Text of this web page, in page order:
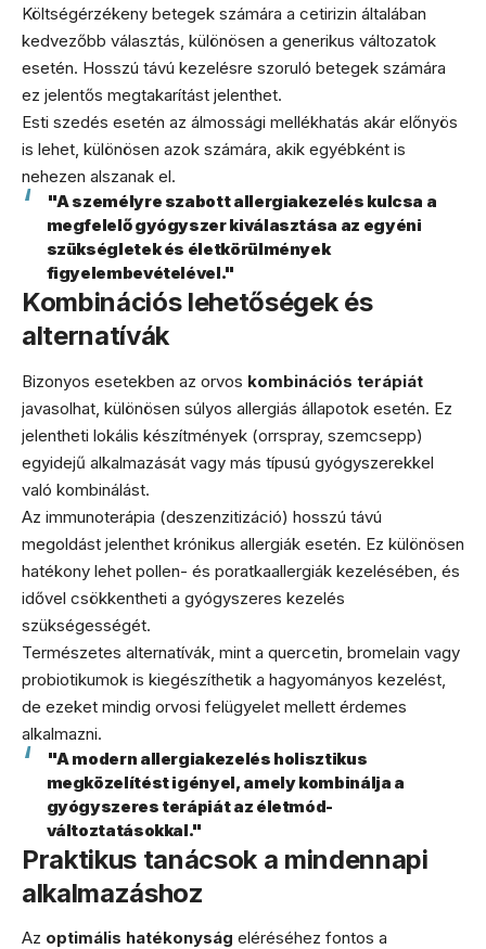
Költségérzékeny betegek számára a cetirizin általában
kedvezőbb választás, különösen a generikus változatok
esetén. Hosszú távú kezelésre szoruló betegek számára
ez jelentős megtakarítást jelenthet.
Esti szedés esetén az álmossági mellékhatás akár előnyös
is lehet, különösen azok számára, akik egyébként is
nehezen alszanak el.
"A személyre szabott allergiakezelés kulcsa a
megfelelő gyógyszer kiválasztása az egyéni
szükségletek és életkörülmények
figyelembevételével."
Kombinációs lehetőségek és
alternatívák
Bizonyos esetekben az orvos kombinációs terápiát
javasolhat, különösen súlyos allergiás állapotok esetén. Ez
jelentheti lokális készítmények (orrspray, szemcsepp)
egyidejű alkalmazását vagy más típusú gyógyszerekkel
való kombinálást.
Az immunoterápia (deszenzitizáció) hosszú távú
megoldást jelenthet krónikus allergiák esetén. Ez különösen
hatékony lehet pollen- és poratkaallergiák kezelésében, és
idővel csökkentheti a gyógyszeres kezelés
szükségességét.
Természetes alternatívák, mint a quercetin, bromelain vagy
probiotikumok is kiegészíthetik a hagyományos kezelést,
de ezeket mindig orvosi felügyelet mellett érdemes
alkalmazni.
"A modern allergiakezelés holisztikus
megközelítést igényel, amely kombinálja a
gyógyszeres terápiát az életmód-
változtatásokkal."
Praktikus tanácsok a mindennapi
alkalmazáshoz
Az optimális hatékonyság eléréséhez fontos a